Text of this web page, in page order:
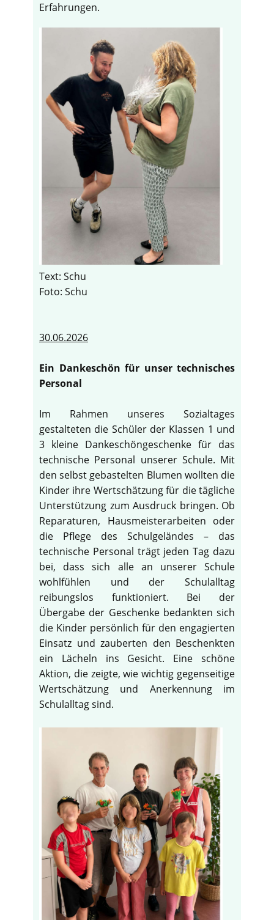
Erfahrungen.
Text: Schu
Foto: Schu
30.06.2026
Ein Dankeschön für unser technisches
Personal
Im Rahmen unseres Sozialtages
gestalteten die Schüler der Klassen 1 und
3 kleine Dankeschöngeschenke für das
technische Personal unserer Schule. Mit
den selbst gebastelten Blumen wollten die
Kinder ihre Wertschätzung für die tägliche
Unterstützung zum Ausdruck bringen. Ob
Reparaturen, Hausmeisterarbeiten oder
die Pflege des Schulgeländes – das
technische Personal trägt jeden Tag dazu
bei, dass sich alle an unserer Schule
wohlfühlen und der Schulalltag
reibungslos funktioniert. Bei der
Übergabe der Geschenke bedankten sich
die Kinder persönlich für den engagierten
Einsatz und zauberten den Beschenkten
ein Lächeln ins Gesicht. Eine schöne
Aktion, die zeigte, wie wichtig gegenseitige
Wertschätzung und Anerkennung im
Schulalltag sind.